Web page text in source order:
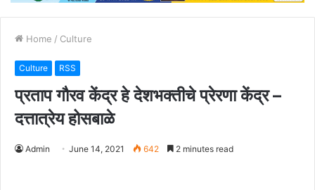
Home / Culture
Culture RSS
प्रताप गौरव केंद्र हे देशभक्तीचे प्रेरणा केंद्र –
दत्तात्रेय होसबाळे
Admin June 14, 2021 642 2 minutes read